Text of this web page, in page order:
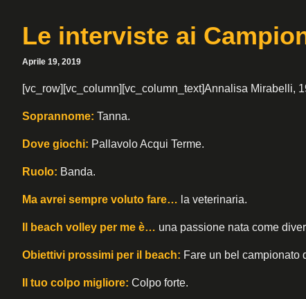
Le interviste ai
Aprile 19, 2019
[vc_row][vc_column][vc_column_text]Annalisa Mirabelli,
Soprannome: Tanna.
Dove giochi: Pallavolo Acqui Terme.
Ruolo: Banda.
Ma avrei sempre voluto fare… la veterinaria.
Il beach volley per me è… una passione nata come
Obiettivi prossimi per il beach: Fare un bel campionato
Il tuo colpo migliore: Colpo forte.